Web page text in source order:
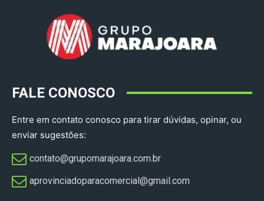
FALE CONOSCO
Entre em contato conosco para tirar dúvidas, opinar, ou
enviar sugestões:
contato@grupomarajoara.com.br
aprovinciadoparacomercial@gmail.com​